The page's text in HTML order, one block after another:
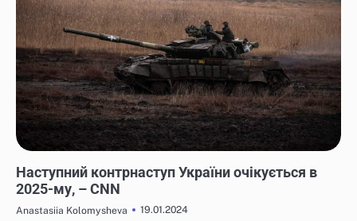
Наступний контрнаступ України очікується в
2025-му, – CNN
Anastasiia Kolomysheva 19.01.2024